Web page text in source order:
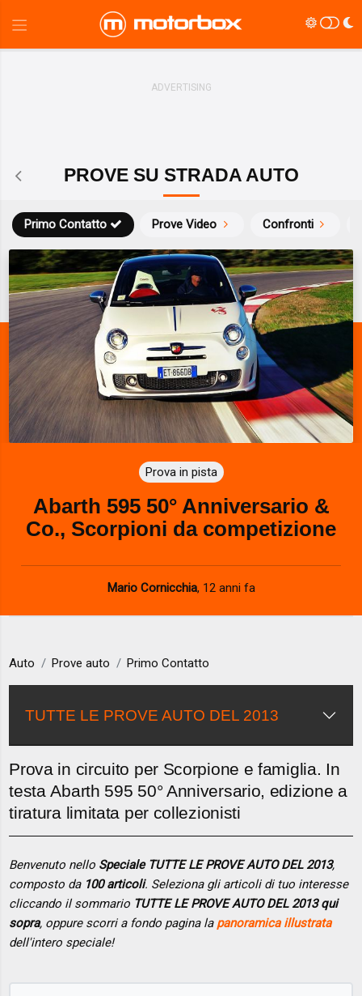
PROVE SU STRADA AUTO
Prove Video Confronti
Primo Contatto
Prova in pista
Abarth 595 50° Anniversario &
Co., Scorpioni da competizione
Mario Cornicchia, 12 anni fa
Auto Prove auto Primo Contatto
TUTTE LE PROVE AUTO DEL 2013
Prova in circuito per Scorpione e famiglia. In
testa Abarth 595 50° Anniversario, edizione a
tiratura limitata per collezionisti
Benvenuto nello Speciale TUTTE LE PROVE AUTO DEL 2013,
composto da 100 articoli. Seleziona gli articoli di tuo interesse
cliccando il sommario TUTTE LE PROVE AUTO DEL 2013 qui
sopra, oppure scorri a fondo pagina la panoramica illustrata
dell'intero speciale!